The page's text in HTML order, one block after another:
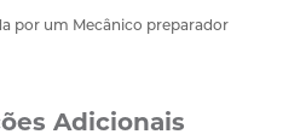
por um Mecânico preparador
Adicionais